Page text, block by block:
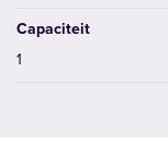
Capaciteit
1